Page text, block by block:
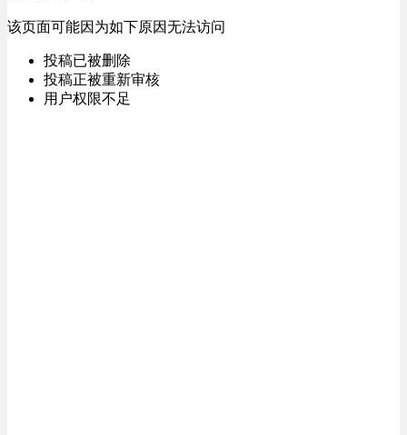
该页面可能因为如下原因无法访问
投稿已被删除
投稿正被重新审核
用户权限不足